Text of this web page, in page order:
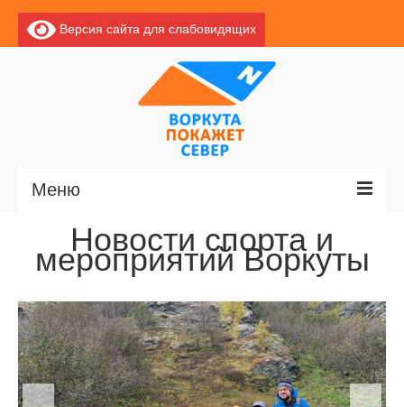
Версия сайта для слабовидящих
Меню
Главная
Новости
О Воркуте
Экскурсии по Воркуте
Базы отдыха
Новости спорта и
мероприятий Воркуты